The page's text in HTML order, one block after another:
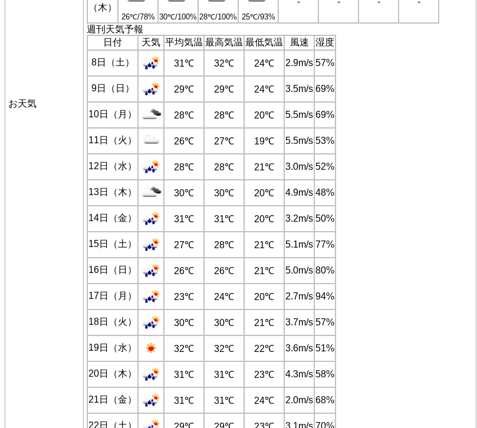
お天気
（木）
26℃/78% 30℃/100% 28℃/100% 25℃/93%
週刊天気予報
日付
天気 平均気温 最高気温 最低気温 風速
湿度
8日（土）
31℃ 32℃ 24℃ 2.9m/s 57%
9日（日） 29℃ 29℃ 24℃ 3.5m/s 69%
10日（月） 28℃ 28℃ 20℃ 5.5m/s 69%
11日（火） 26℃ 27℃ 19℃ 5.5m/s 53%
12日（水） 28℃ 28℃ 21℃ 3.0m/s 52%
13日（木） 30℃ 30℃ 20℃ 4.9m/s 48%
14日（金） 31℃ 31℃ 20℃ 3.2m/s 50%
15日（土） 27℃ 28℃ 21℃ 5.1m/s 77%
16日（日） 26℃ 26℃ 21℃ 5.0m/s 80%
17日（月） 23℃ 24℃ 20℃ 2.7m/s 94%
18日（火） 30℃ 30℃ 21℃ 3.7m/s 57%
19日（水） 32℃ 32℃ 22℃ 3.6m/s 51%
20日（木） 31℃ 31℃ 23℃ 4.3m/s 58%
21日（金） 31℃ 31℃ 24℃ 2.0m/s 68%
22日（土） 3.1m/s 70%